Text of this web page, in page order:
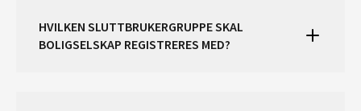
HVILKEN SLUTTBRUKERGRUPPE SKAL
BOLIGSELSKAP REGISTRERES MED?